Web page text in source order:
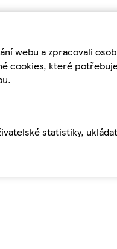
webu a zpracovali
cookies, které
statistiky,